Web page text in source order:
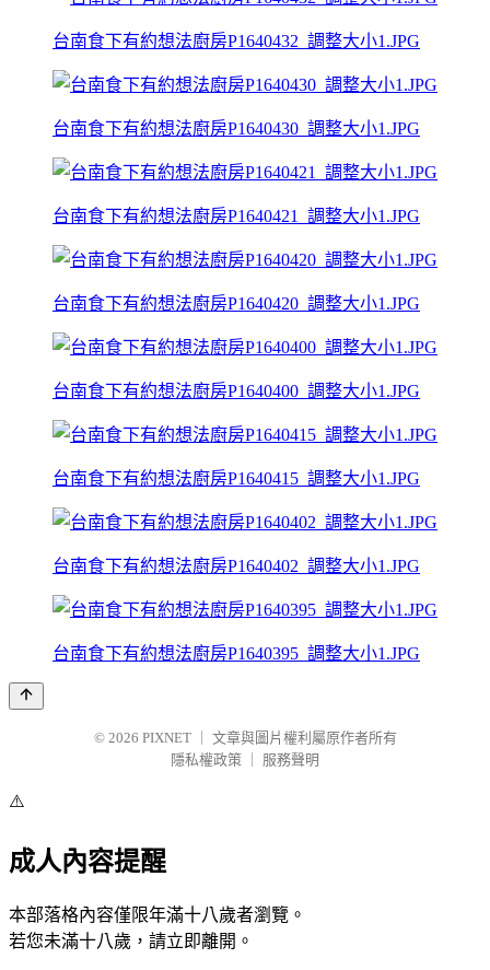
台南食下有約想法廚房P1640432_調整大小1.JPG
台南食下有約想法廚房P1640430_調整大小1.JPG
台南食下有約想法廚房P1640421_調整大小1.JPG
台南食下有約想法廚房P1640420_調整大小1.JPG
台南食下有約想法廚房P1640400_調整大小1.JPG
台南食下有約想法廚房P1640415_調整大小1.JPG
台南食下有約想法廚房P1640402_調整大小1.JPG
台南食下有約想法廚房P1640395_調整大小1.JPG
© 2026 PIXNET
文章與圖片權利屬原作者所有
隱私權政策
服務聲明
⚠️
成人內容提醒
本部落格內容僅限年滿十八歲者瀏覽。
若您未滿十八歲，請立即離開。